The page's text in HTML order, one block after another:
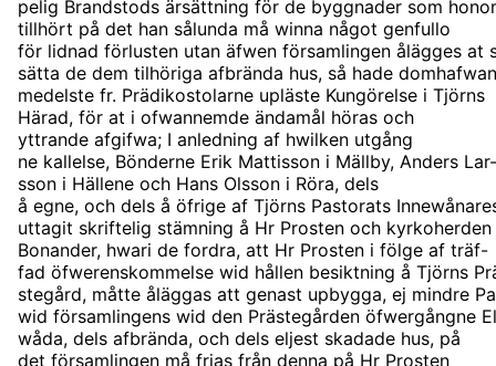
pelig Brandstods ärsättning för de byggnader som
tillhört på det han sålunda må winna något genfullo
för lidnad förlusten utan äfwen församlingen ålägges
sätta de dem tilhöriga afbrända hus, så hade
medelste fr. Prädikostolarne upläste Kungörelse i Tjörns
Härad, för at i ofwannemde ändamål höras och
yttrande afgifwa; I anledning af hwilken utgång
ne kallelse, Bönderne Erik Mattisson i Mällby, Anders Lar-
sson i Hällene och Hans Olsson i Röra, dels
å egne, och dels å öfrige af Tjörns Pastorats
uttagit skriftelig stämning å Hr Prosten och kyrkoherden
Bonander, hwari de fordra, att Hr Prosten i fölge af träf-
fad öfwerenskommelse wid hållen besiktning å Tjörns
stegård, måtte åläggas att genast upbygga, ej mindre
wid församlingens wid den Prästegården öfwergångne
wåda, dels afbrända, och dels eljest skadade hus, på
det församlingen må frias från denna på Hr Prosten